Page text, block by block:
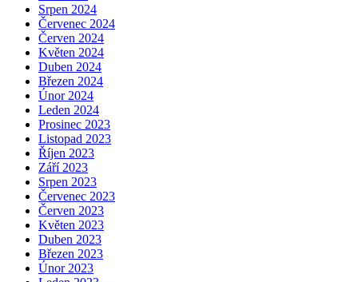
Srpen 2024
Červenec 2024
Červen 2024
Květen 2024
Duben 2024
Březen 2024
Únor 2024
Leden 2024
Prosinec 2023
Listopad 2023
Říjen 2023
Září 2023
Srpen 2023
Červenec 2023
Červen 2023
Květen 2023
Duben 2023
Březen 2023
Únor 2023